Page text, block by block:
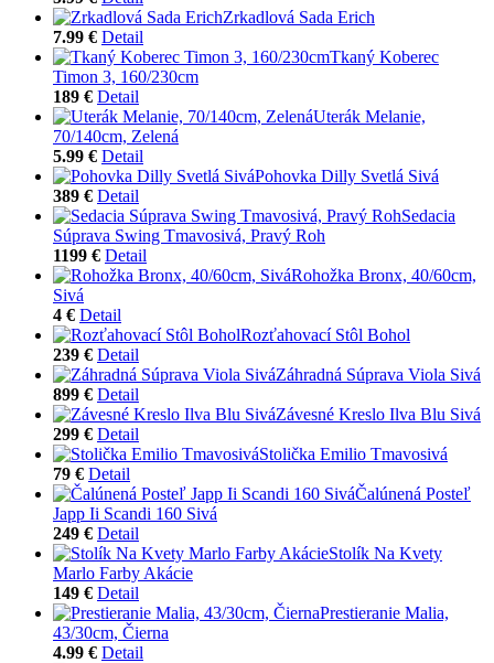
Zrkadlová Sada Erich
7.99 € Detail
Tkaný Koberec
Timon 3, 160/230cm
189 € Detail
Uterák Melanie,
70/140cm, Zelená
5.99 € Detail
Pohovka Dilly Svetlá Sivá
389 € Detail
Sedacia
Súprava Swing Tmavosivá, Pravý Roh
1199 € Detail
Rohožka Bronx, 40/60cm,
Sivá
4 € Detail
Rozťahovací Stôl Bohol
239 € Detail
Záhradná Súprava Viola Sivá
899 € Detail
Závesné Kreslo Ilva Blu Sivá
299 € Detail
Stolička Emilio Tmavosivá
79 € Detail
Čalúnená Posteľ
Japp Ii Scandi 160 Sivá
249 € Detail
Stolík Na Kvety
Marlo Farby Akácie
149 € Detail
Prestieranie Malia,
43/30cm, Čierna
4.99 € Detail